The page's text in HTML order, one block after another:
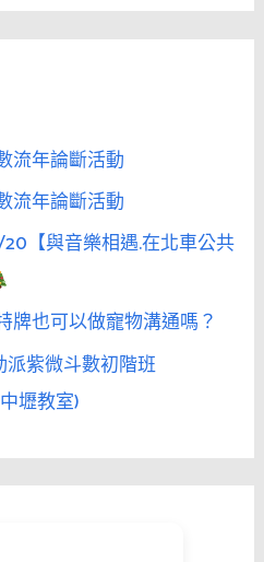
流年論斷活動
流年論斷活動
【與音樂相遇.在北車公共
牌也可以做寵物溝通嗎？
紫微斗數初階班
壢教室)